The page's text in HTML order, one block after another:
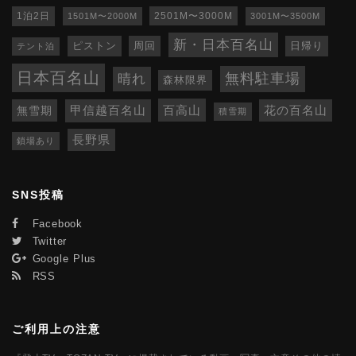
1泊2日 1501M〜2000M 2501M〜3000M 3001M〜3500M
テント泊 ピストン 周回 新・日本百名山 日帰り
日本百名山 晴れ 森林限界 無料駐車場
無雪期 甲信越百名山 百高山 積雪期 花の百名山
鎖場あり 長野県
SNS投稿
Facebook
Twitter
Google Plus
RSS
ご利用上の注意